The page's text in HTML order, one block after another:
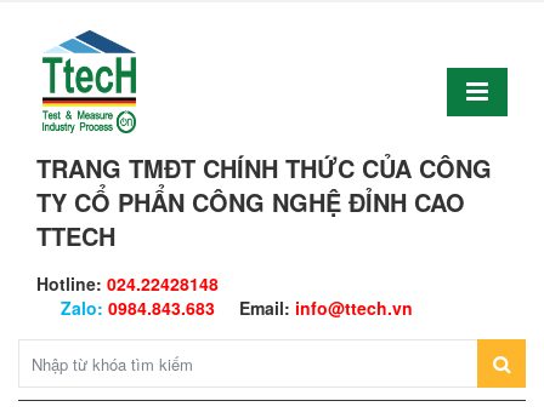
TRANG TMĐT CHÍNH THỨC CỦA CÔNG
TY CỔ PHẨN CÔNG NGHỆ ĐỈNH CAO
TTECH
Hotline: 024.22428148
Zalo: 0984.843.683 Email: info@ttech.vn